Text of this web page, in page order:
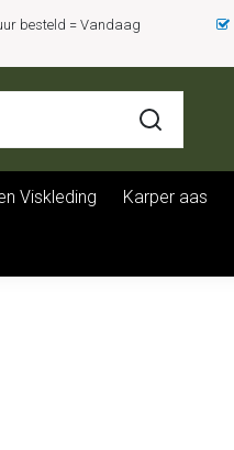
besteld = Vandaag
Viskleding Karper aas